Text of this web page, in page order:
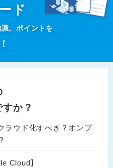
ド
、ポイントを
か？
ラウド化すべき？オンプ
Cloud】